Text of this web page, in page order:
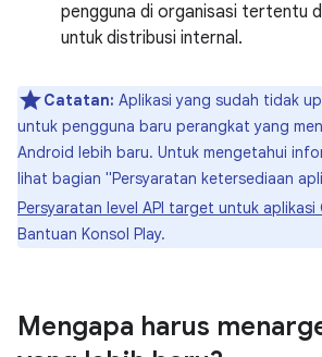
pengguna di organisasi tertentu
untuk distribusi internal.
Catatan: Aplikasi yang sudah tidak
untuk pengguna baru perangkat yang
Android lebih baru. Untuk mengetahui
lihat bagian "Persyaratan ketersediaan
Persyaratan level API target untuk aplikasi
Bantuan Konsol Play.
Mengapa harus